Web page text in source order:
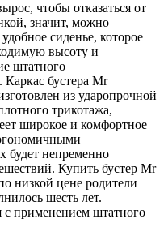
чтобы отказаться от
значит, можно
сиденье, которое
высоту и
штатного
Каркас бустера Mr
из ударопрочной
трикотажа,
широкое и комфортное
будет непременно
Купить бустер Mr
низкой цене родители
шесть лет.
с применением штатного